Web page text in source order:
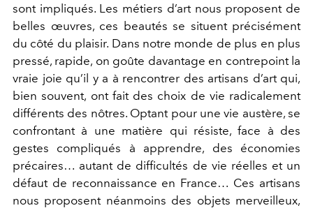
sont impliqués. Les métiers d’art nous proposent de
belles œuvres, ces beautés se situent précisément
du côté du plaisir. Dans notre monde de plus en plus
pressé, rapide, on goûte davantage en contrepoint la
vraie joie qu’il y a à rencontrer des artisans d’art qui,
bien souvent, ont fait des choix de vie radicalement
différents des nôtres. Optant pour une vie austère, se
confrontant à une matière qui résiste, face à des
gestes compliqués à apprendre, des économies
précaires… autant de difficultés de vie réelles et un
défaut de reconnaissance en France… Ces artisans
nous proposent néanmoins des objets merveilleux,